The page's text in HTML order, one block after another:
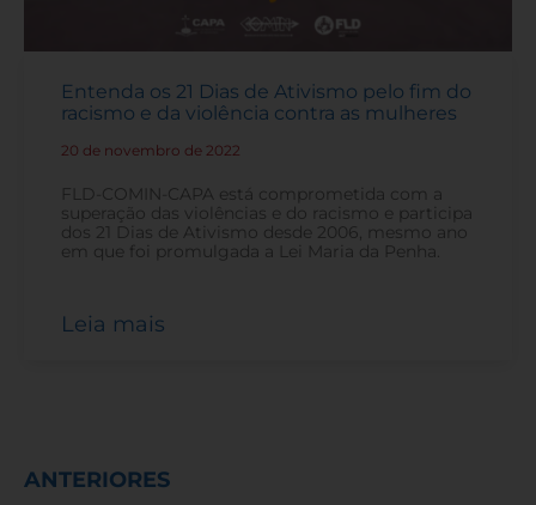
Entenda os 21 Dias de Ativismo pelo fim do
racismo e da violência contra as mulheres
20 de novembro de 2022
FLD-COMIN-CAPA está comprometida com a
superação das violências e do racismo e participa
dos 21 Dias de Ativismo desde 2006, mesmo ano
em que foi promulgada a Lei Maria da Penha.
Leia mais
ANTERIORES